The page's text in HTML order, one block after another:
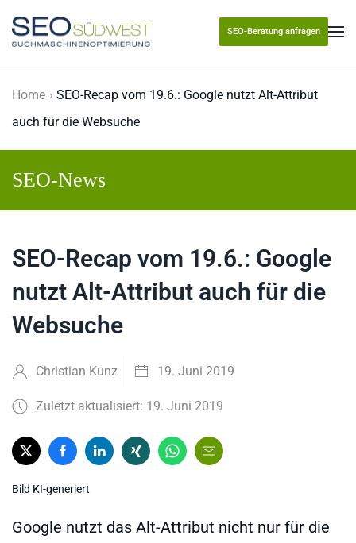
Skip to main content
SEO-Beratung anfragen
Home
SEO-Recap vom 19.6.: Google nutzt Alt-Attribut
auch für die Websuche
SEO-News
SEO-Recap vom 19.6.: Google
nutzt Alt-Attribut auch für die
Websuche
Christian Kunz 19. Juni 2019
Zuletzt aktualisiert: 19. Juni 2019
Bild KI-generiert
Google nutzt das Alt-Attribut nicht nur für die